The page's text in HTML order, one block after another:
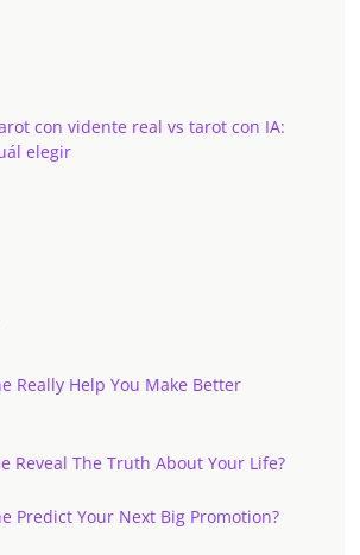
con vidente real vs tarot con IA:
elegir
Really Help You Make Better
Reveal The Truth About Your Life?
Predict Your Next Big Promotion?